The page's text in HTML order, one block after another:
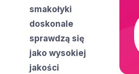
smakołyki
doskonale
sprawdzą się
jako wysokiej
jakości